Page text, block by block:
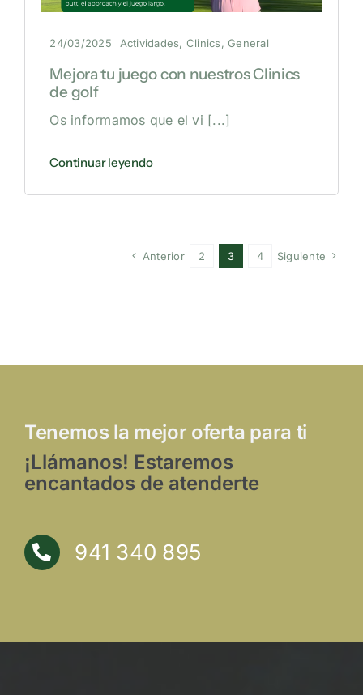
24/03/2025 Actividades, Clinics,General
Mejora tu juego con nuestros Clinics
de golf
Os informamos que el vi [...]
Continuar leyendo
Anterior 2 3 4 Siguiente
Tenemos la mejor oferta para ti
¡Llámanos! Estaremos
encantados de atenderte
941 340 895